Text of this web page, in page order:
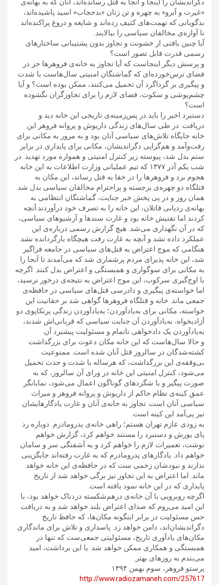
دگراندیشان را اینجا و آنجا به قتل رسانده‌اند، آنان که به بهانه‌ی
«غیرت و آبرو» به چهره و تن زنان «بدحجاب»
اسید پاشیده‌اند،
بدگویانی که تهمت‌های کثیف زده‌اند و شایعه و دروغ پراکنده‌اند
تا آوازه‌ی مخالفان سیاسی را بیالایند.
آیا چنین بافتی از خشونت و تجاوز بدون پشتیبانی ساختارهای
رسمی قدرت قابل تصور است؟
و پرسش دیگر اینجاست که آیا تجاوز به خانه‌ی فروهرها جز در
فضای ترس‌خورده‌ای که گماشتگان امنیتی سال‌هاست با شدت
و پیگیری بر گرداگرد آن تحمیل می‌کنند، ممکن بوده است؟ و آیا
چشم‌پوشی و سکوت، فضای لازم را برای تجاوزگران نگشوده
است؟
دستبرد اخیر را باید در پس‌زمینه‌ی تاریخی این خانه دید و
دریافت. در طی سال‌های زندگی داریوش و پروانه فروهر این
خانه جایگاه تلاش‌های سیاسی آنان بود و به مرور به مکانی برای
رفت‌وآمد و هم‌گرایی دگراندیشان، مکانی برای پایداری در برابر
ستم بدل شد، پیوسته زیر کنترل امنیتی و همواره مورد تهدید. در
شب یکم آذر ۱۳۷۷ که تیم عملیاتی وزارت اطلاعات به این خانه
هجوم برد و فروهرها را در خفا به قتل رساند، این مکان به
قتلگاه دو چهره‌ی برجسته و پراحترام مخالفان سیاسی بدل شد.
همان روز و در پی پخش خبر جنایت، گماشتگان انتظامی به
بهانه‌ی ردیابی قاتلان، این خانه را به تصرف خود درآوردند. آنچه
کردند اما تفتیش خانه بود و غارت سندها و آرشیوهای سیاسی،
که در آن نگهداری می‌شد. هیچ‌ گزارش رسمی درباره‌ی این
عملکرد داده نشد و آنچه به غارت رفت هیچگاه بازگردانده نشد.
هنگامی که موج اعتراض به قتل‌های سیاسی در جامعه فراگیر
شد، این خانه پذیرای مردم پرشماری شد که می‌آمدند تا آنجا را
به مکانی برای سوگواری و همبستگی و اعتراض بدل کنند. اگرچه
با اوج‌گیری سرکوب، این موج اعتراض به نتیجه‌ی درخور نرسید،
اما خواسته‌ی پیگیری و دادرسی قتل‌های سیاسی در حافظه‌ی
جمعی ماند. خانه‌ و قتلگاه فروهرها گواهی شد بر حقانیت این
خواسته، مکانی برای به‌یادآوردن؛ به‌یادآوردن زندگی پرتکاپوی دو
آزادیخواه، به‌یادآوردن آن جنایت سیاسی که قربانی‌اش شدند،
به‌یادآوردن یک دادخواهی ناتمام و مسئولیت پیشبرد آن.
و حالا سال‌هاست که این خانه مکان دعوت برای بزرگداشت
کشته‌شدگان در سالروز قتل آنان شده است. ممنوعیت
بی‌وقفه‌ی این بزرگداشت، که هرساله با شدت و حدت تحمیل
می‌شود، کنترل امنیتی این خانه در ورای آن سالروز، که به
صورت پیگیر و با شگردهای گوناگون اعمال می‌شود، نمایانگر
عمق کینه‌ی نظام حاکم از داریوش و پروانه فروهر و میراث
سیاسی آنان است. تجاوز به خانه‌ی آنان و غارت یادگارهایشان
نیز پی‌آمد این کینه است.
به زودی عازم تهران هستم؛ راهی خانه‌ی پدرومادرم. دوباره رد
پای یورش و دستبرد را مستند خواهم کرد، گزارش خواهم
نوشت، تعمیرات لازم را خواهم کرد و به آشفتگی سر و سامان
خواهم داد. یادگارهای پدرومادرم که به غارت رفته‌اند جایگزینی
ندارند و نبودشان زخمی ست که در حافظه‌ی این خانه خواهد
ماند. اما اعتراض به این تجاوز نیز برگی خواهد شد از تاریخ
پایداری که در این خانه نمود یافته است.
اگرچه روبرویی با آن خانه‌ی درهم‌شکسته دردناک خواهد بود، با
این امید می‌روم که صدای اعتراض بلند خواهد شد و به دریافت
حس مسئولیت در برابر اینگونه مکان‌ها، که حافظ تاریخ
دگراندیشان‌اند، دامن خواهد زد. پاسداری و تلاش برای ماندگاری
مکان‌های یادآوری تاریخ، مسئولیتی جمعی‌ست که تنها در
همبستگی و همکاری ممکن خواهد شد. با این برداشت، امید
می‌بندم به روزهای بهتر .
پرستو فروهر، سوم بهمن ۱۳۹۴
http://www.radiozamaneh.com/257617